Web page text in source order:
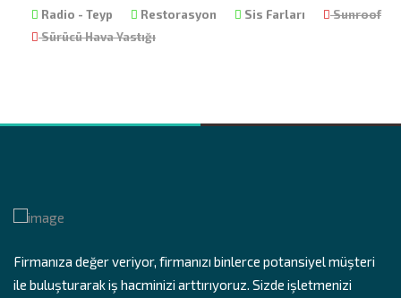
Radio - Teyp
Restorasyon Sis Farları
Sunroof
Sürücü Hava Yastığı
Firmanıza değer veriyor, firmanızı binlerce potansiyel müşteri
ile buluşturarak iş hacminizi arttırıyoruz. Sizde işletmenizi